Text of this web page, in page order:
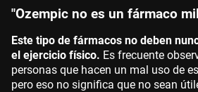
"Ozempic no es un fármaco
Este tipo de fármacos no deben
el ejercicio físico. Es frecuente
personas que hacen un mal uso de
pero eso no significa que no sean